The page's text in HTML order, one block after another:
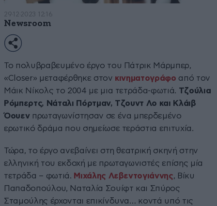
29·12·2023 12:16
Newsroom
Το πολυβραβευμένο έργο του Πάτρικ Μάρμπερ,
«Closer» μεταφέρθηκε στον κινηματογράφο από τον
Μάικ Νίκολς το 2004 με μια τετράδα-φωτιά. Τζούλια
Ρόμπερτς, Νάταλι Πόρτμαν, Τζουντ Λο και Κλάιβ
Όουεν πρωταγωνίστησαν σε ένα μπερδεμένο
ερωτικό δράμα που σημείωσε τεράστια επιτυχία.
Τώρα, το έργο ανεβαίνει στη θεατρική σκηνή στην
ελληνική του εκδοχή με πρωταγωνιστές επίσης μία
τετράδα – φωτιά. Μιχάλης Λεβεντογιάννης, Βίκυ
Παπαδοπούλου, Ναταλία Σουίφτ και Σπύρος
Σταμούλης έρχονται επικίνδυνα… κοντά υπό τις